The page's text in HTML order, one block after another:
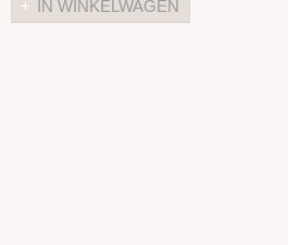
IN WINKELWAGEN